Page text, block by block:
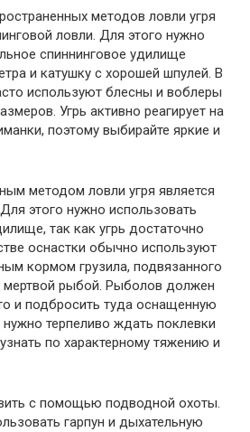
методов ловли угря
ловли. Для этого нужно
спиннинговое удилище
и катушку с хорошей шпулей. В
используют блесны и воблеры
Угрь активно реагирует на
поэтому выбирайте яркие и
методом ловли угря является
этого нужно использовать
так как угрь достаточно
оснастки обычно используют
кормом грузила, подвязанного
мертвой рыбой. Рыболов должен
и подбросить туда оснащенную
терпеливо ждать поклевки
по характерному тяжению и
с помощью подводной охоты.
гарпун и дыхательную